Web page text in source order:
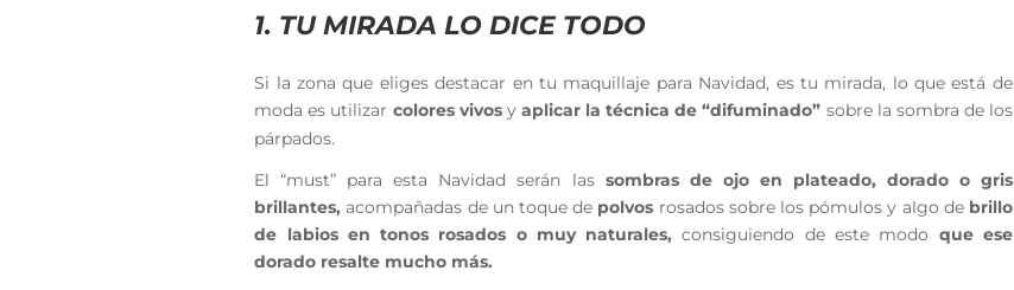
1. TU MIRADA LO DICE TODO
Si la zona que eliges destacar en tu maquillaje para Navidad, es tu mirada, lo que está de
moda es utilizar colores vivosy aplicar la técnica de “difuminado” sobre la sombra de los
párpados.
El “must” para esta Navidad serán las sombras de ojo en plateado, dorado o gris
brillantes, acompañadas de un toque de polvos rosados sobre los pómulos y algo de brillo
de labios en tonos rosados o muy naturales,consiguiendo de este modo que ese
dorado resalte mucho más.